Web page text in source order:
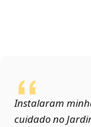
Instalaram
cuidado no